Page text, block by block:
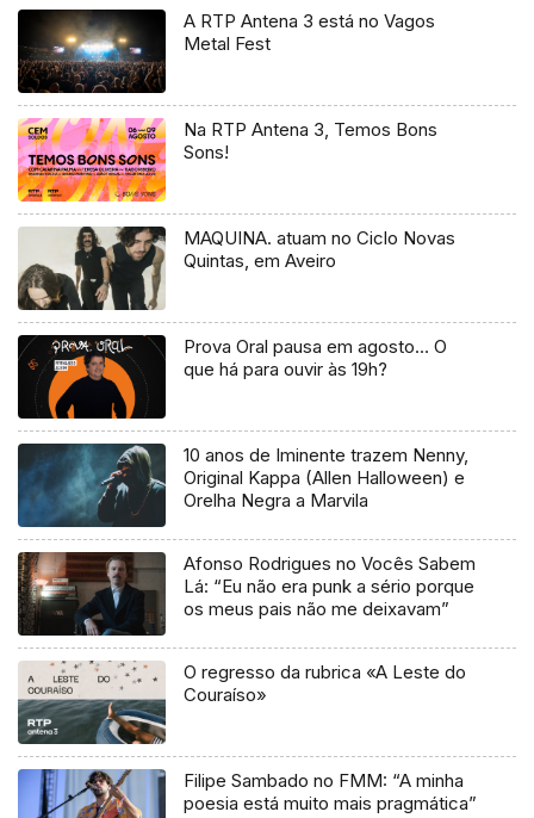
A RTP Antena 3 está no Vagos
Metal Fest
Na RTP Antena 3, Temos Bons
Sons!
MAQUINA. atuam no Ciclo Novas
Quintas, em Aveiro
Prova Oral pausa em agosto… O
que há para ouvir às 19h?
10 anos de Iminente trazem Nenny,
Original Kappa (Allen Halloween) e
Orelha Negra a Marvila
Afonso Rodrigues no Vocês Sabem
Lá: “Eu não era punk a sério porque
os meus pais não me deixavam”
O regresso da rubrica «A Leste do
Couraíso»
Filipe Sambado no FMM: “A minha
poesia está muito mais pragmática”